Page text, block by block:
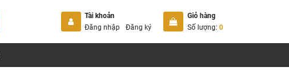
Tài khoản
Đăng nhập
Đăng ký
Giỏ hàng
Số lượng: 0